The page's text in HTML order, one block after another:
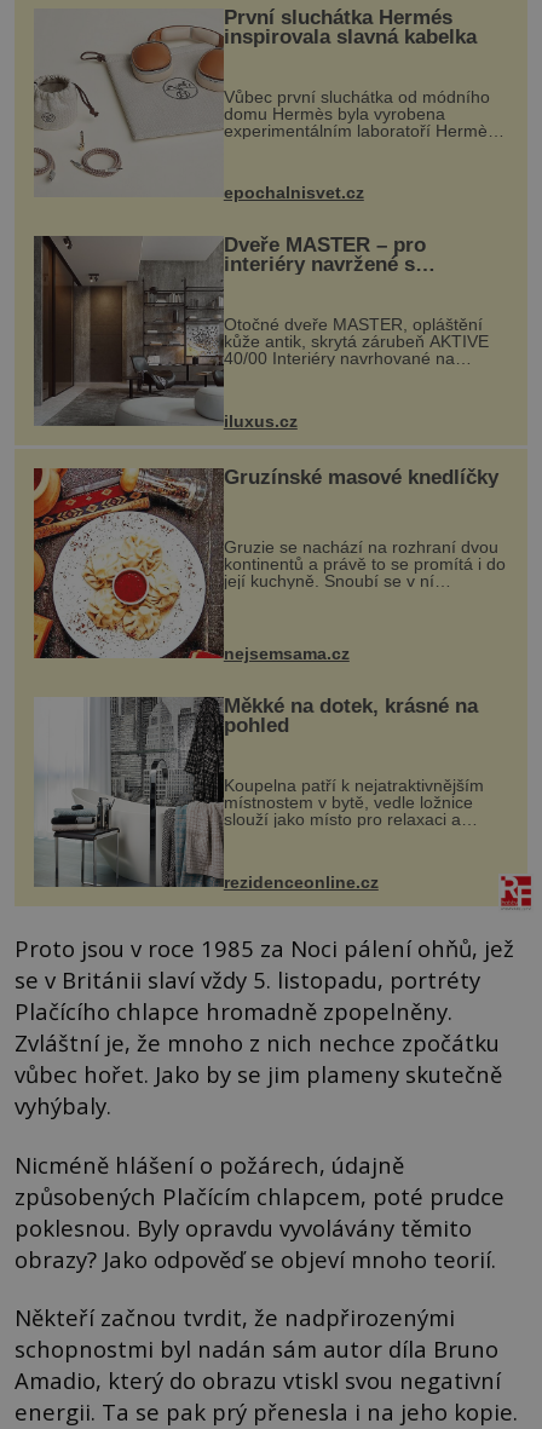
První sluchátka Hermés
inspirovala slavná kabelka
Vůbec první sluchátka od módního
domu Hermès byla vyrobena
experimentálním laboratoří Hermès
kovový...
epochalnisvet.cz
Dveře MASTER – pro
interiéry navržené s
rozumem i vášní!
Otočné dveře MASTER, opláštění
kůže antik, skrytá zárubeň AKTIVE
40/00 Interiéry navrhované na
zakázku často vyžadují atypické
rozměry nejen nábytku, ale i
dnes umož...
iluxus.cz
Gruzínské masové knedlíčky
Gruzie se nachází na rozhraní dvou
kontinentů a právě to se promítá i do
její kuchyně. Snoubí se v ní
evropské a asijské chutě a díky tomu
vznikají rozmanité a chuťově bohaté
pokrmy, které rozhodně st...
nejsemsama.cz
Měkké na dotek, krásné na
pohled
Koupelna patří k nejatraktivnějším
místnostem v bytě, vedle ložnice
slouží jako místo pro relaxaci a
odpočinek. Koupelnový textil –
ručníky, osušky a koberečky –
mohou jako mávnutím kouzelného
proutku...
rezidenceonline.cz
Proto jsou v roce 1985 za Noci pálení ohňů, jež
se v Británii slaví vždy 5. listopadu, portréty
Plačícího chlapce hromadně zpopelněny.
Zvláštní je, že mnoho z nich nechce zpočátku
vůbec hořet. Jako by se jim plameny skutečně
vyhýbaly.
Nicméně hlášení o požárech, údajně
způsobených Plačícím chlapcem, poté prudce
poklesnou. Byly opravdu vyvolávány těmito
obrazy? Jako odpověď se objeví mnoho teorií.
Někteří začnou tvrdit, že nadpřirozenými
schopnostmi byl nadán sám autor díla Bruno
Amadio, který do obrazu vtiskl svou negativní
energii. Ta se pak prý přenesla i na jeho kopie.